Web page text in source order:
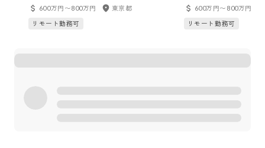
ニアリーダー
600万円〜800万円
東京都
リモート勤務可
ーダー
600万円〜800万円
リモート勤務可